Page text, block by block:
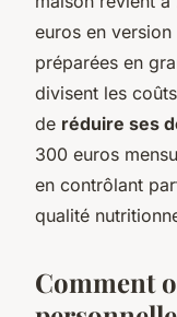
euros en
préparées en
divisent les
de réduire ses
300 euros
en contrôlant
qualité
Comment